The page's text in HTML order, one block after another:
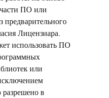
ПО или
предварительного
Лицензиара.
использовать ПО
или
разрешено в